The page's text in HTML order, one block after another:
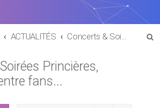
ACTUALITÉS Concerts & Soirées Princières, rencontres entre fans...
Princières,
fans...